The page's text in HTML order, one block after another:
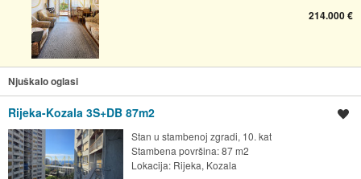
214.000 €
Njuškalo oglasi
Rijeka-Kozala 3S+DB 87m2
Stan u stambenoj zgradi, 10. kat
Stambena površina: 87 m2
Lokacija: Rijeka, Kozala